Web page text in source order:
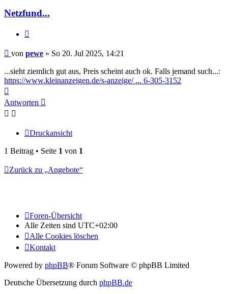
Netzfund...
Beitrag
von pewe » So 20. Jul 2025, 14:21
...sieht ziemlich gut aus, Preis scheint auch ok. Falls jemand such...:
https://www.kleinanzeigen.de/s-anzeige/ ... 6-305-3152
oben
Antworten
Druckansicht
1 Beitrag • Seite 1 von 1
Zurück zu „Angebote“
Foren-Übersicht
Alle Zeiten sind UTC+02:00
Alle Cookies löschen
Kontakt
Powered by phpBB® Forum Software © phpBB Limited
Deutsche Übersetzung durch phpBB.de